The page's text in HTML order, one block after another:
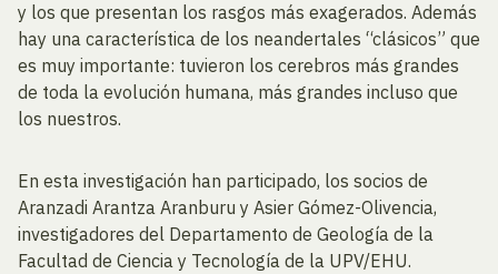
y los que presentan los rasgos más exagerados. Además
hay una característica de los neandertales “clásicos” que
es muy importante: tuvieron los cerebros más grandes
de toda la evolución humana, más grandes incluso que
los nuestros.
En esta investigación han participado, los socios de
Aranzadi Arantza Aranburu y Asier Gómez-Olivencia,
investigadores del Departamento de Geología de la
Facultad de Ciencia y Tecnología de la UPV/EHU.